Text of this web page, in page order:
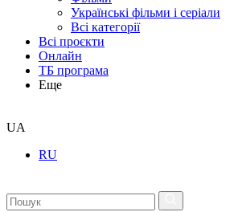
Українські фільми і серіали
Всі категорії
Всі проєкти
Онлайн
ТБ програма
Еще
UA
RU